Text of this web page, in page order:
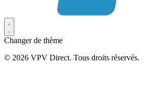
Changer de thème
© 2026 VPV Direct. Tous droits réservés.